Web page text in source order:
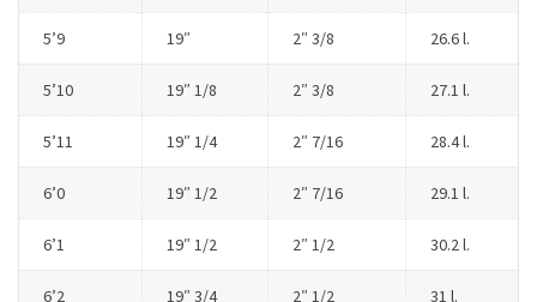
5’9 19″ 2″ 3/8 26.6 l.
5’10 19″ 1/8 2″ 3/8 27.1 l.
5’11 19″ 1/4 2″ 7/16 28.4 l.
6’0 19″ 1/2 2″ 7/16 29.1 l.
6’1 19″ 1/2 2″ 1/2 30.2 l.
6’2 19″ 3/4 2″ 1/2 31 l.